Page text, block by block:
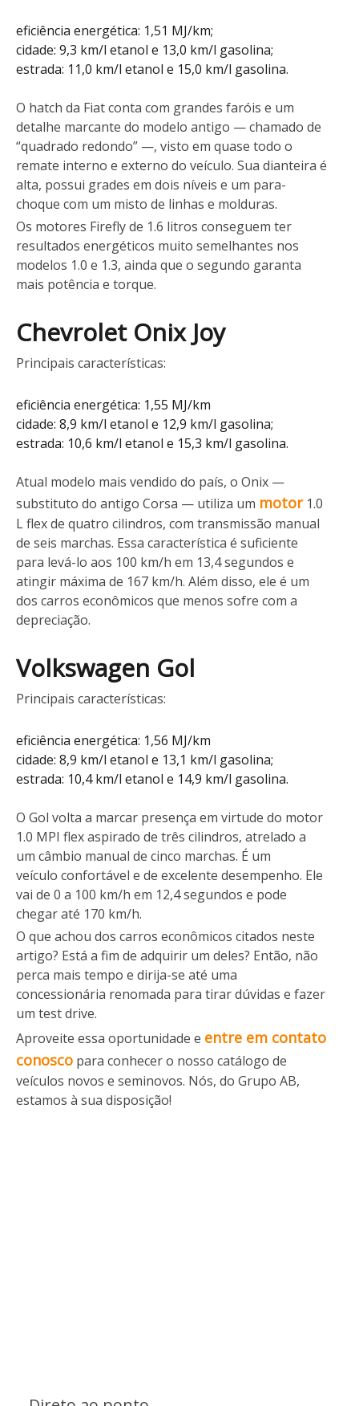
eficiência energética: 1,51 MJ/km;
cidade: 9,3 km/l etanol e 13,0 km/l gasolina;
estrada: 11,0 km/l etanol e 15,0 km/l gasolina.
O hatch da Fiat conta com grandes faróis e um
detalhe marcante do modelo antigo — chamado de
“quadrado redondo” —, visto em quase todo o
remate interno e externo do veículo. Sua dianteira é
alta, possui grades em dois níveis e um para-
choque com um misto de linhas e molduras.
Os motores Firefly de 1.6 litros conseguem ter
resultados energéticos muito semelhantes nos
modelos 1.0 e 1.3, ainda que o segundo garanta
mais potência e torque.
Chevrolet Onix Joy
Principais características:
eficiência energética: 1,55 MJ/km
cidade: 8,9 km/l etanol e 12,9 km/l gasolina;
estrada: 10,6 km/l etanol e 15,3 km/l gasolina.
Atual modelo mais vendido do país, o Onix —
substituto do antigo Corsa — utiliza um motor1.0
L flex de quatro cilindros, com transmissão manual
de seis marchas. Essa característica é suficiente
para levá-lo aos 100 km/h em 13,4 segundos e
atingir máxima de 167 km/h. Além disso, ele é um
dos carros econômicos que menos sofre com a
depreciação.
Volkswagen Gol
Principais características:
eficiência energética: 1,56 MJ/km
cidade: 8,9 km/l etanol e 13,1 km/l gasolina;
estrada: 10,4 km/l etanol e 14,9 km/l gasolina.
O Gol volta a marcar presença em virtude do motor
1.0 MPI flex aspirado de três cilindros, atrelado a
um câmbio manual de cinco marchas. É um
veículo confortável e de excelente desempenho. Ele
vai de 0 a 100 km/h em 12,4 segundos e pode
chegar até 170 km/h.
O que achou dos carros econômicos citados neste
artigo? Está a fim de adquirir um deles? Então, não
perca mais tempo e dirija-se até uma
concessionária renomada para tirar dúvidas e fazer
um test drive.
Aproveite essa oportunidade e entre em contato
conosco para conhecer o nosso catálogo de
veículos novos e seminovos. Nós, do Grupo AB,
estamos à sua disposição!